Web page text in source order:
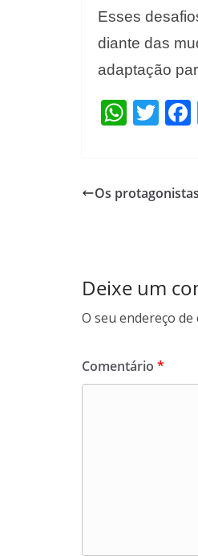
Esses
diante das
adaptação
W
s
T
er
Os
Deixe um
O seu endereço
Comentário *